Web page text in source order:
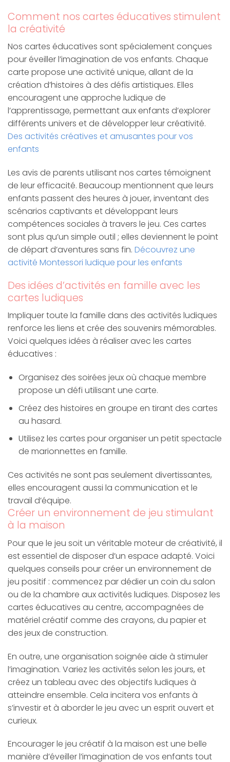
Comment nos cartes éducatives stimulent
la créativité
Nos cartes éducatives sont spécialement conçues
pour éveiller l’imagination de vos enfants. Chaque
carte propose une activité unique, allant de la
création d’histoires à des défis artistiques. Elles
encouragent une approche ludique de
l’apprentissage, permettant aux enfants d’explorer
différents univers et de développer leur créativité.
Des activités créatives et amusantes pour vos
enfants
Les avis de parents utilisant nos cartes témoignent
de leur efficacité. Beaucoup mentionnent que leurs
enfants passent des heures à jouer, inventant des
scénarios captivants et développant leurs
compétences sociales à travers le jeu. Ces cartes
sont plus qu’un simple outil ; elles deviennent le point
de départ d’aventures sans fin. Découvrez une
activité Montessori ludique pour les enfants
Des idées d’activités en famille avec les
cartes ludiques
Impliquer toute la famille dans des activités ludiques
renforce les liens et crée des souvenirs mémorables.
Voici quelques idées à réaliser avec les cartes
éducatives :
Organisez des soirées jeux où chaque membre
propose un défi utilisant une carte.
Créez des histoires en groupe en tirant des cartes
au hasard.
Utilisez les cartes pour organiser un petit spectacle
de marionnettes en famille.
Ces activités ne sont pas seulement divertissantes,
elles encouragent aussi la communication et le
travail d’équipe.
Créer un environnement de jeu stimulant
à la maison
Pour que le jeu soit un véritable moteur de créativité, il
est essentiel de disposer d’un espace adapté. Voici
quelques conseils pour créer un environnement de
jeu positif : commencez par dédier un coin du salon
ou de la chambre aux activités ludiques. Disposez les
cartes éducatives au centre, accompagnées de
matériel créatif comme des crayons, du papier et
des jeux de construction.
En outre, une organisation soignée aide à stimuler
l’imagination. Variez les activités selon les jours, et
créez un tableau avec des objectifs ludiques à
atteindre ensemble. Cela incitera vos enfants à
s’investir et à aborder le jeu avec un esprit ouvert et
curieux.
Encourager le jeu créatif à la maison est une belle
manière d’éveiller l’imagination de vos enfants tout